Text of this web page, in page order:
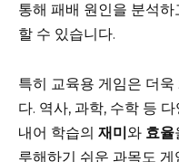
통해 패배 원인을 분석
할 수 있습니다.
특히 교육용 게임은 더
다. 역사, 과학, 수학 등
내어 학습의 재미와 효율
루해하기 쉬운 과목도